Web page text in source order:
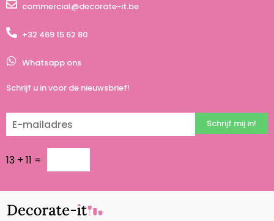
commercial@decorate-it.be
+32 469 15 62 80
Whatsapp ons
Schrijf u in voor de nieuwsbrief!
13 + 11 =
Schrijf mij in!